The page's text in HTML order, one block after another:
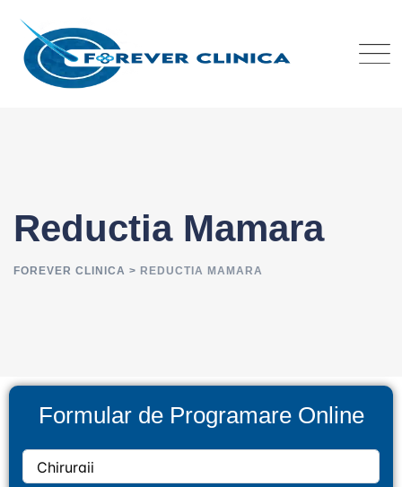
Reductia Mamara
FOREVER CLINICA > REDUCTIA MAMARA
Formular de Programare Online